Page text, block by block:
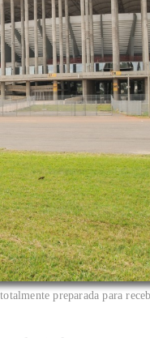
preparada para